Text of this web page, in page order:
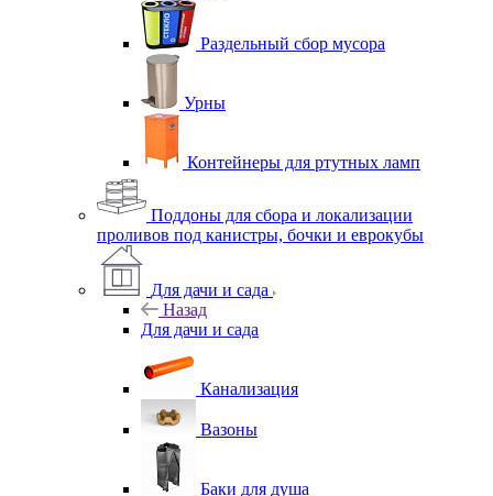
Раздельный сбор мусора
Урны
Контейнеры для ртутных ламп
Поддоны для сбора и локализации
проливов под канистры, бочки и еврокубы
Для дачи и сада
Назад
Для дачи и сада
Канализация
Вазоны
Баки для душа